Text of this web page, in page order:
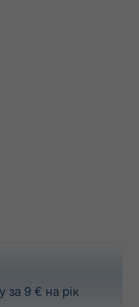
за 9 € на рік